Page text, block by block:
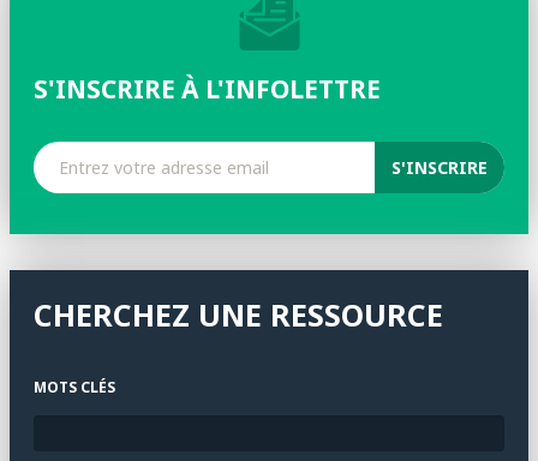
S'INSCRIRE À L'INFOLETTRE
CHERCHEZ UNE RESSOURCE
MOTS CLÉS